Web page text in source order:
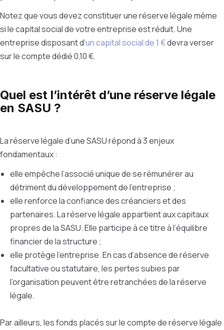
Notez que vous devez constituer une réserve légale même
si le capital social de votre entreprise est réduit. Une
entreprise disposant d’un capital social de 1 €devra verser
sur le compte dédié 0,10 €.
Quel est l’intérêt d’une réserve légale
en SASU ?
La réserve légale d’une SASU répond à 3 enjeux
fondamentaux :
elle empêche l’associé unique de se rémunérer au
détriment du développement de l’entreprise ;
elle renforce la confiance des créanciers et des
partenaires. La réserve légale appartient aux capitaux
propres de la SASU. Elle participe à ce titre à l’équilibre
financier de la structure ;
elle protège l’entreprise. En cas d’absence de réserve
facultative ou statutaire, les pertes subies par
l’organisation peuvent être retranchées de la réserve
légale.
Par ailleurs, les fonds placés sur le compte de réserve légale